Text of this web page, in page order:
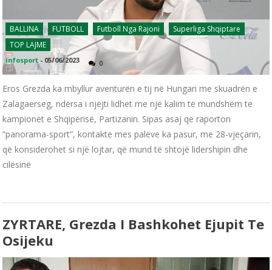
BALLINA FUTBOLL Futboll Nga Rajoni
Superliga Shqiptare
TOP LAJME
infosport - 05/06/2023 0
Eros Grezda ka mbyllur aventurën e tij në Hungari me skuadrën e
Zalagaerseg, ndërsa i njëjti lidhet me një kalim të mundshëm te
kampionët e Shqipërisë, Partizanin. Sipas asaj që raporton
“panorama-sport”, kontakte mes palëve ka pasur, me 28-vjeçarin,
që konsiderohet si një lojtar, që mund të shtojë lidershipin dhe
cilësinë
ZYRTARE, Grezda I Bashkohet Ejupit Te
Osijeku